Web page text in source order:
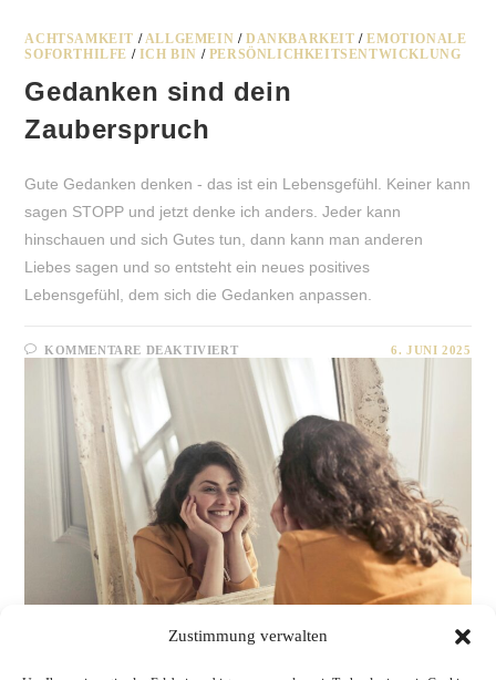
Zustimmung verwalten
ACHTSAMKEIT /ALLGEMEIN /DANKBARKEIT /EMOTIONALE
SOFORTHILFE / ICH BIN / PERSÖNLICHKEITSENTWICKLUNG
Gedanken sind dein
Zauberspruch
Gute Gedanken denken - das ist ein Lebensgefühl. Keiner kann
sagen STOPP und jetzt denke ich anders. Jeder kann
hinschauen und sich Gutes tun, dann kann man anderen
Liebes sagen und so entsteht ein neues positives
Lebensgefühl, dem sich die Gedanken anpassen.
KOMMENTARE DEAKTIVIERTFÜR
GEDANKEN
SIND
DEIN
ZAUBERSPRUCH
6. JUNI 2025